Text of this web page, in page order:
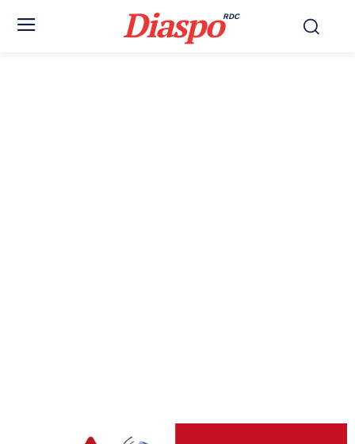
DiaspoRDC